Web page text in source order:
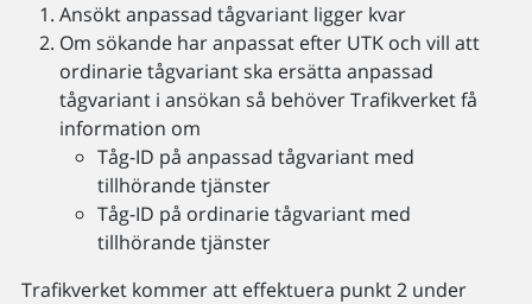
Ansökt anpassad tågvariant ligger kvar
Om sökande har anpassat efter UTK och vill att
ordinarie tågvariant ska ersätta anpassad
tågvariant i ansökan så behöver Trafikverket få
information om
Tåg-ID på anpassad tågvariant med
tillhörande tjänster
Tåg-ID på ordinarie tågvariant med
tillhörande tjänster
Trafikverket kommer att effektuera punkt 2 under